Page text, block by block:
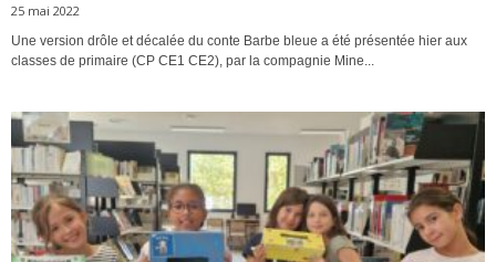
25 mai 2022
Une version drôle et décalée du conte Barbe bleue a été présentée hier aux
classes de primaire (CP CE1 CE2), par la compagnie Mine...